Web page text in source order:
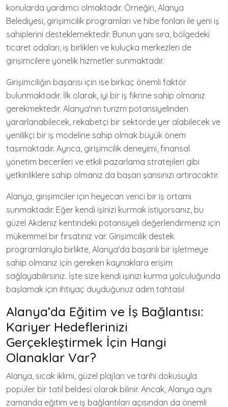
konularda yardımcı olmaktadır. Örneğin, Alanya
Belediyesi, girişimcilik programları ve hibe fonları ile yeni iş
sahiplerini desteklemektedir. Bunun yanı sıra, bölgedeki
ticaret odaları, iş birlikleri ve kuluçka merkezleri de
girişimcilere yönelik hizmetler sunmaktadır.
Girişimciliğin başarısı için ise birkaç önemli faktör
bulunmaktadır. İlk olarak, iyi bir iş fikrine sahip olmanız
gerekmektedir. Alanya'nın turizm potansiyelinden
yararlanabilecek, rekabetçi bir sektörde yer alabilecek ve
yenilikçi bir iş modeline sahip olmak büyük önem
taşımaktadır. Ayrıca, girişimcilik deneyimi, finansal
yönetim becerileri ve etkili pazarlama stratejileri gibi
yetkinliklere sahip olmanız da başarı şansınızı artıracaktır.
Alanya, girişimciler için heyecan verici bir iş ortamı
sunmaktadır. Eğer kendi işinizi kurmak istiyorsanız, bu
güzel Akdeniz kentindeki potansiyeli değerlendirmeniz için
mükemmel bir fırsatınız var. Girişimcilik destek
programlarıyla birlikte, Alanya'da başarılı bir işletmeye
sahip olmanız için gereken kaynaklara erişim
sağlayabilirsiniz. İşte size kendi işinizi kurma yolculuğunda
başlamak için ihtiyaç duyduğunuz adım tahtası!
Alanya’da Eğitim ve İş Bağlantısı:
Kariyer Hedeflerinizi
Gerçekleştirmek İçin Hangi
Olanaklar Var?
Alanya, sıcak iklimi, güzel plajları ve tarihi dokusuyla
popüler bir tatil beldesi olarak bilinir. Ancak, Alanya aynı
zamanda eğitim ve iş bağlantıları açısından da önemli